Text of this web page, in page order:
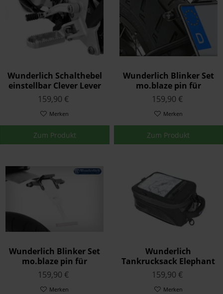
Wunderlich Schalthebel
einstellbar Clever Lever
Silber K80/81/82
159,90 €
Merken
Zum Produkt
Wunderlich Blinker Set
mo.blaze pin für
Wunderlich
Kennzeichenträger
220mm Schwarz
159,90 €
Merken
Zum Produkt
Wunderlich Blinker Set
mo.blaze pin für
Wunderlich
Kennzeichenträger
159,90 €
Merken
Wunderlich
Tankrucksack Elephant
Tour Edition Carbon
159,90 €
Merken